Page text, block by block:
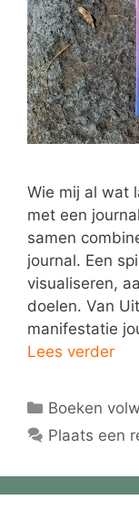
Wie mij al wat
met een
samen
journal. Een
visualiseren,
doelen. Van
manifestatie
Lees verder
Categorieën
Boeken
Plaats een